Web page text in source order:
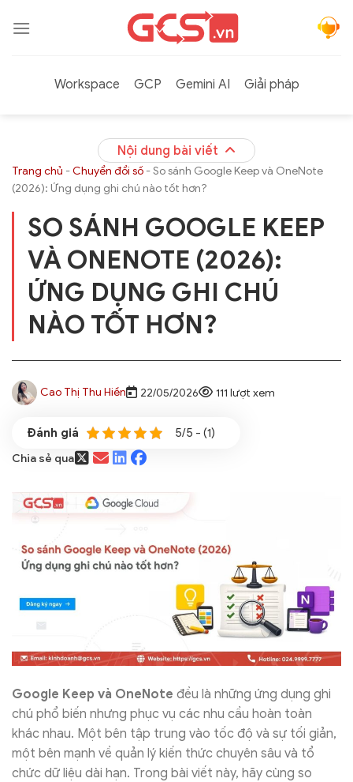
qua
Workspace
GCP Gemini AI Giải pháp
Nội dung bài viết
Trang chủ -Chuyển đổi số -So sánh Google Keep và OneNote
(2026): Ứng dụng ghi chú nào tốt hơn?
SO SÁNH GOOGLE KEEP
VÀ ONENOTE (2026):
ỨNG DỤNG GHI CHÚ
NÀO TỐT HƠN?
Cao Thị Thu Hiền 22/05/2026 111 lượt xem
5/5 - (1)
Chia sẻ qua
Google Keep và OneNote đều là những ứng dụng ghi
chú phổ biến nhưng phục vụ các nhu cầu hoàn toàn
khác nhau. Một bên tập trung vào tốc độ và sự tối giản,
một bên mạnh về quản lý kiến thức chuyên sâu và tổ
chức dữ liệu dài hạn. Trong bài viết này, hãy cùng so